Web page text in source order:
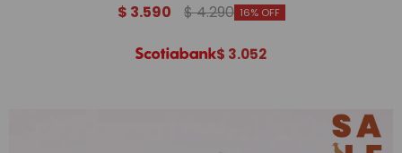
$ 3.590 $4.290 16
$ 3.052